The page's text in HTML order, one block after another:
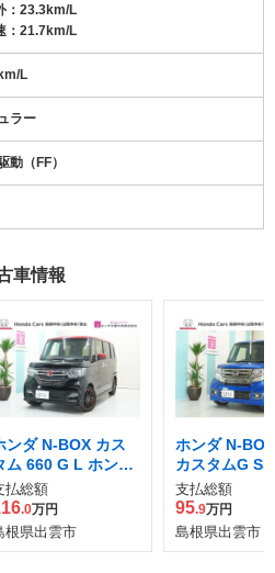
：23.3km/L
：21.7km/L
L
ラー
動（FF）
車情報
ンダ N-BOX カス
ム 660 G L ホンダ
ンシング
払総額
.0万円
根県出雲市
ホンダ N-
カスタムG
ージ
支払総額
95.9万円
島根県出雲市